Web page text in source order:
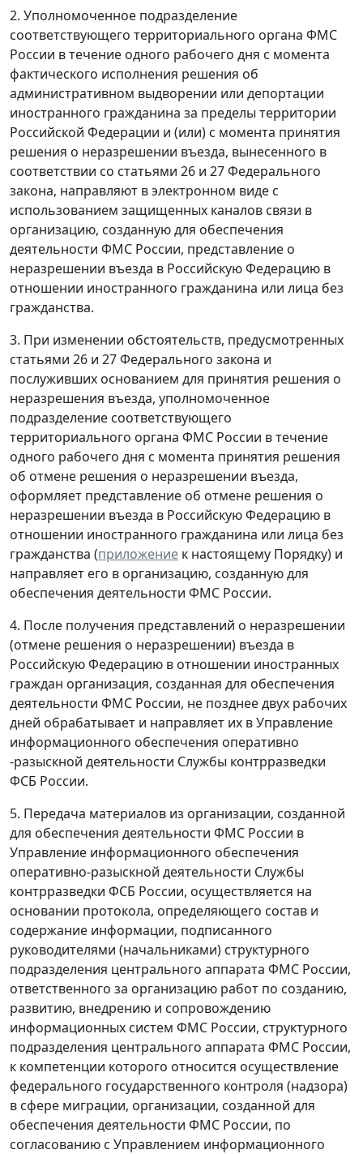
2. Уполномоченное подразделение
соответствующего территориального органа ФМС
России в течение одного рабочего дня с момента
фактического исполнения решения об
административном выдворении или депортации
иностранного гражданина за пределы территории
Российской Федерации и (или) с момента принятия
решения о неразрешении въезда, вынесенного в
соответствии со статьями 26 и 27 Федерального
закона, направляют в электронном виде с
использованием защищенных каналов связи в
организацию, созданную для обеспечения
деятельности ФМС России, представление о
неразрешении въезда в Российскую Федерацию в
отношении иностранного гражданина или лица без
гражданства.
3. При изменении обстоятельств, предусмотренных
статьями 26 и 27 Федерального закона и
послуживших основанием для принятия решения о
неразрешения въезда, уполномоченное
подразделение соответствующего
территориального органа ФМС России в течение
одного рабочего дня с момента принятия решения
об отмене решения о неразрешении въезда,
оформляет представление об отмене решения о
неразрешении въезда в Российскую Федерацию в
отношении иностранного гражданина или лица без
гражданства (приложение к настоящему Порядку) и
направляет его в организацию, созданную для
обеспечения деятельности ФМС России.
4. После получения представлений о неразрешении
(отмене решения о неразрешении) въезда в
Российскую Федерацию в отношении иностранных
граждан организация, созданная для обеспечения
деятельности ФМС России, не позднее двух рабочих
дней обрабатывает и направляет их в Управление
информационного обеспечения оперативно
-разыскной деятельности Службы контрразведки
ФСБ России.
5. Передача материалов из организации, созданной
для обеспечения деятельности ФМС России в
Управление информационного обеспечения
оперативно-разыскной деятельности Службы
контрразведки ФСБ России, осуществляется на
основании протокола, определяющего состав и
содержание информации, подписанного
руководителями (начальниками) структурного
подразделения центрального аппарата ФМС России,
ответственного за организацию работ по созданию,
развитию, внедрению и сопровождению
информационных систем ФМС России, структурного
подразделения центрального аппарата ФМС России,
к компетенции которого относится осуществление
федерального государственного контроля (надзора)
в сфере миграции, организации, созданной для
обеспечения деятельности ФМС России, по
согласованию с Управлением информационного